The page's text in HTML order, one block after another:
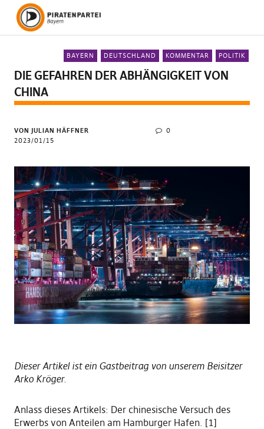
BAYERN DEUTSCHLAND KOMMENTAR POLITIK
DIE GEFAHREN DER ABHÄNGIGKEIT VON
CHINA
VON JULIAN HÄFFNER
2023/01/15
0
Dieser Artikel ist ein Gastbeitrag von unserem Beisitzer
Arko Kröger.
Anlass dieses Artikels: Der chinesische Versuch des
Erwerbs von Anteilen am Hamburger Hafen. [1]